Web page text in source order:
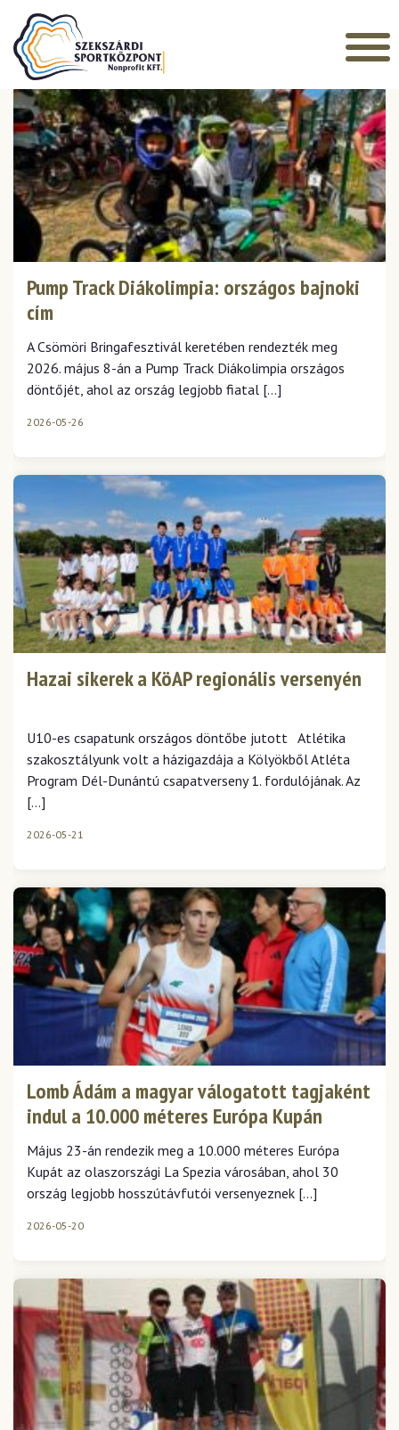
Főoldal
HÍREK
Pump Track Diákolimpia: országos bajnoki
cím
A Csömöri Bringafesztivál keretében rendezték meg
2026. május 8-án a Pump Track Diákolimpia országos
döntőjét, ahol az ország legjobb fiatal […]
2026-05-26
Hazai sikerek a KöAP regionális versenyén
U10-es csapatunk országos döntőbe jutott Atlétika
szakosztályunk volt a házigazdája a Kölyökből Atléta
Program Dél-Dunántú csapatverseny 1. fordulójának. Az
[…]
2026-05-21
Lomb Ádám a magyar válogatott tagjaként
indul a 10.000 méteres Európa Kupán
Május 23-án rendezik meg a 10.000 méteres Európa
Kupát az olaszországi La Spezia városában, ahol 30
ország legjobb hosszútávfutói versenyeznek […]
2026-05-20